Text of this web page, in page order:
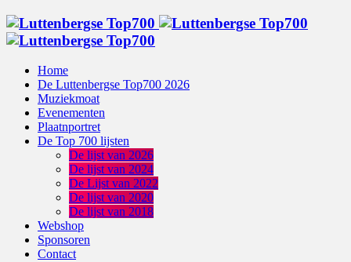
Home
De Luttenbergse Top700 2026
Muziekmoat
Evenementen
Plaatnportret
De Top 700 lijsten
De lijst van 2026
De lijst van 2024
De Lijst van 2022
De lijst van 2020
De lijst van 2018
Webshop
Sponsoren
Contact